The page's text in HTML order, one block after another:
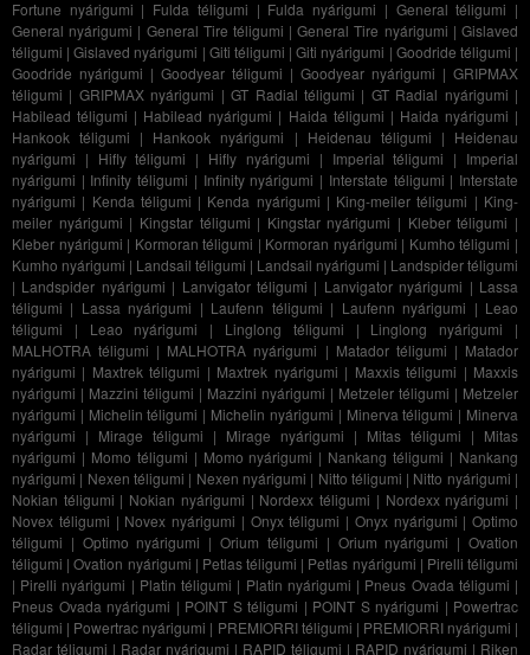
Fortune nyárigumi | Fulda téligumi | Fulda nyárigumi | General téligumi |
General nyárigumi | General Tire téligumi |General Tire nyárigumi |Gislaved
téligumi |Gislaved nyárigumi | Giti téligumi |Giti nyárigumi | Goodride téligumi |
Goodride nyárigumi | Goodyear téligumi | Goodyear nyárigumi | GRIPMAX
téligumi | GRIPMAX nyárigumi |GT Radial téligumi | GT Radial nyárigumi |
Habilead téligumi | Habilead nyárigumi | Haida téligumi | Haida nyárigumi |
Hankook téligumi | Hankook nyárigumi | Heidenau téligumi | Heidenau
nyárigumi | Hifly téligumi | Hifly nyárigumi | Imperial téligumi | Imperial
nyárigumi | Infinity téligumi | Infinity nyárigumi | Interstate téligumi | Interstate
nyárigumi | Kenda téligumi | Kenda nyárigumi | King-meiler téligumi | King-
meiler nyárigumi | Kingstar téligumi | Kingstar nyárigumi | Kleber téligumi |
Kleber nyárigumi | Kormoran téligumi | Kormoran nyárigumi | Kumho téligumi |
Kumho nyárigumi | Landsail téligumi | Landsail nyárigumi | Landspider téligumi
| Landspider nyárigumi | Lanvigator téligumi | Lanvigator nyárigumi | Lassa
téligumi | Lassa nyárigumi | Laufenn téligumi | Laufenn nyárigumi | Leao
téligumi | Leao nyárigumi | Linglong téligumi | Linglong nyárigumi |
MALHOTRA téligumi | MALHOTRA nyárigumi | Matador téligumi | Matador
nyárigumi | Maxtrek téligumi | Maxtrek nyárigumi | Maxxis téligumi | Maxxis
nyárigumi | Mazzini téligumi | Mazzini nyárigumi | Metzeler téligumi | Metzeler
nyárigumi | Michelin téligumi | Michelin nyárigumi | Minerva téligumi | Minerva
nyárigumi | Mirage téligumi | Mirage nyárigumi | Mitas téligumi | Mitas
nyárigumi | Momo téligumi | Momo nyárigumi | Nankang téligumi | Nankang
nyárigumi | Nexen téligumi | Nexen nyárigumi | Nitto téligumi | Nitto nyárigumi |
Nokian téligumi | Nokian nyárigumi | Nordexx téligumi | Nordexx nyárigumi |
Novex téligumi | Novex nyárigumi | Onyx téligumi | Onyx nyárigumi | Optimo
téligumi | Optimo nyárigumi |Orium téligumi | Orium nyárigumi |Ovation
téligumi |Ovation nyárigumi | Petlas téligumi | Petlas nyárigumi | Pirelli téligumi
| Pirelli nyárigumi | Platin téligumi | Platin nyárigumi | Pneus Ovada téligumi |
Pneus Ovada nyárigumi | POINT S téligumi | POINT S nyárigumi | Powertrac
téligumi | Powertrac nyárigumi | PREMIORRI téligumi | PREMIORRI nyárigumi |
Radar téligumi | Radar nyárigumi | RAPID téligumi | RAPID nyárigumi | Riken